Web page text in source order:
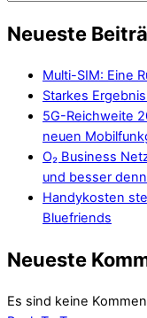
Neueste
Multi-SIM: Eine
Starkes
5G-Reichweite
neuen
O₂ Business
und besser
Handykosten
Bluefriends
Neueste
Es sind keine